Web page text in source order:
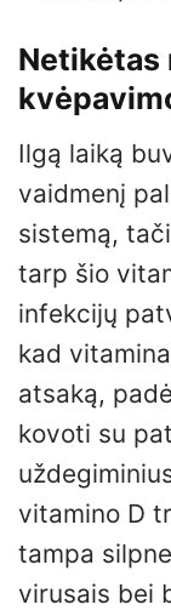
Netikėtas
Ilgą laiką
vaidmenį
sistemą,
tarp šio
infekcijų
kad
atsaką,
kovoti su
vitamino D
tampa
virusais bei